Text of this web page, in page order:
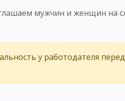
мужчин и женщин на
у работодателя перед